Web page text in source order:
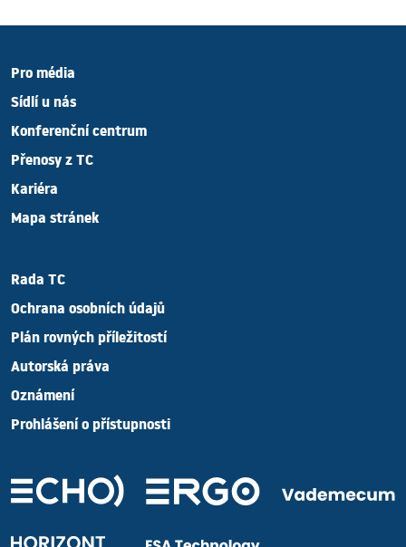
Pro média
Sídlí u nás
Konferenční centrum
Přenosy z TC
Kariéra
Mapa stránek
Rada TC
Ochrana osobních údajů
Plán rovných příležitostí
Autorská práva
Oznámení
Prohlášení o přístupnosti